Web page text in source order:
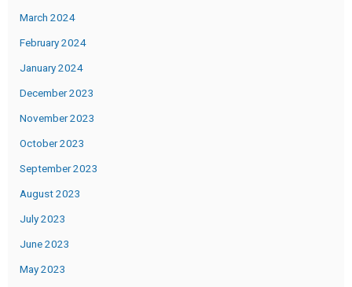
March 2024
February 2024
January 2024
December 2023
November 2023
October 2023
September 2023
August 2023
July 2023
June 2023
May 2023